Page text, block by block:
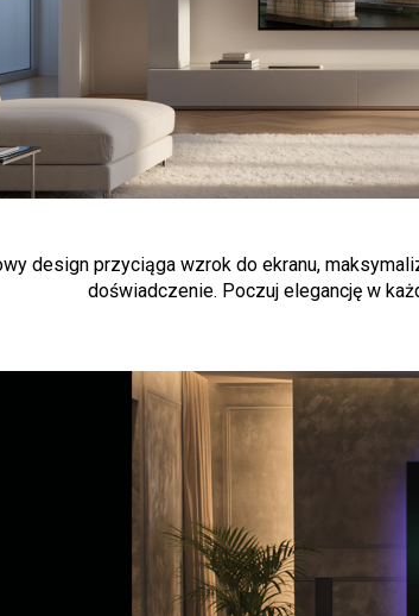
design przyciąga wzrok do ekranu,
doświadczenie. Poczuj elegancję w